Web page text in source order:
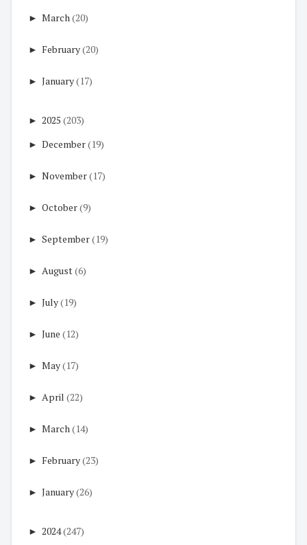
► March(20)
► February(20)
► January(17)
► 2025 (203)
► December(19)
► November(17)
► October(9)
► September(19)
► August(6)
► July(19)
► June (12)
► May(17)
► April (22)
► March(14)
► February(23)
► January(26)
► 2024(247)